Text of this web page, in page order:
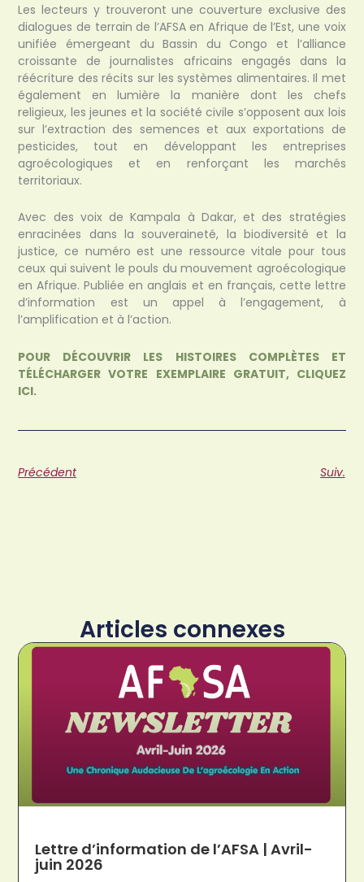
Les lecteurs y trouveront une couverture exclusive des
dialogues de terrain de l’AFSA en Afrique de l’Est, une voix
unifiée émergeant du Bassin du Congo et l’alliance
croissante de journalistes africains engagés dans la
réécriture des récits sur les systèmes alimentaires. Il met
également en lumière la manière dont les chefs
religieux, les jeunes et la société civile s’opposent aux lois
sur l’extraction des semences et aux exportations de
pesticides, tout en développant les entreprises
agroécologiques et en renforçant les marchés
territoriaux.
Avec des voix de Kampala à Dakar, et des stratégies
enracinées dans la souveraineté, la biodiversité et la
justice, ce numéro est une ressource vitale pour tous
ceux qui suivent le pouls du mouvement agroécologique
en Afrique. Publiée en anglais et en français, cette lettre
d’information est un appel à l’engagement, à
l’amplification et à l’action.
POUR DÉCOUVRIR LES HISTOIRES COMPLÈTES ET
TÉLÉCHARGER VOTRE EXEMPLAIRE GRATUIT, CLIQUEZ
ICI.
Précédent Suiv.
Articles connexes
Lettre d’information de l’AFSA | Avril-
juin 2026